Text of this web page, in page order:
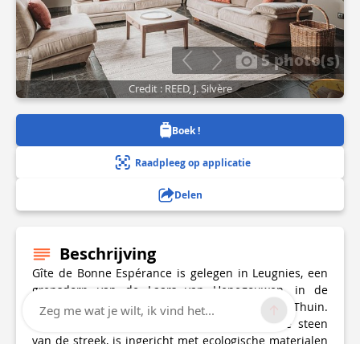
5 photo(s)
Credit : REED, J. Silvère
Boek !
Raadpleeg op applicatie
Delen
Beschrijving
Gîte de Bonne Espérance is gelegen in Leugnies, een
grensdorp van de Laars van Henegouwen, in de
entiteit Beaumont tussen de steden Chimay en Thuin.
Dit charmante huisje opgetrokken in typische steen
van de streek, is ingericht met ecologische materialen
Zeg me wat je wilt, ik vind het...